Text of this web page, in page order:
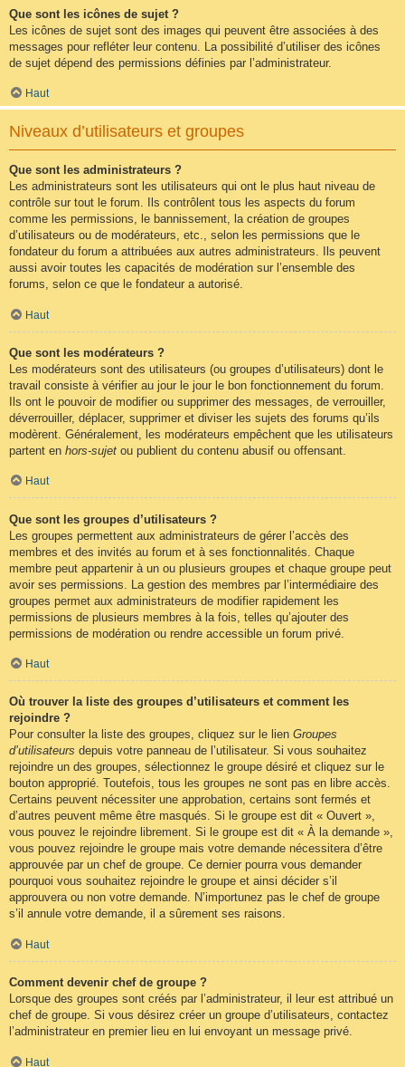
Que sont les icônes de sujet ?
Les icônes de sujet sont des images qui peuvent être associées à des
messages pour refléter leur contenu. La possibilité d’utiliser des icônes
de sujet dépend des permissions définies par l’administrateur.
Haut
Niveaux d’utilisateurs et groupes
Que sont les administrateurs ?
Les administrateurs sont les utilisateurs qui ont le plus haut niveau de
contrôle sur tout le forum. Ils contrôlent tous les aspects du forum
comme les permissions, le bannissement, la création de groupes
d’utilisateurs ou de modérateurs, etc., selon les permissions que le
fondateur du forum a attribuées aux autres administrateurs. Ils peuvent
aussi avoir toutes les capacités de modération sur l’ensemble des
forums, selon ce que le fondateur a autorisé.
Haut
Que sont les modérateurs ?
Les modérateurs sont des utilisateurs (ou groupes d’utilisateurs) dont le
travail consiste à vérifier au jour le jour le bon fonctionnement du forum.
Ils ont le pouvoir de modifier ou supprimer des messages, de verrouiller,
déverrouiller, déplacer, supprimer et diviser les sujets des forums qu’ils
modèrent. Généralement, les modérateurs empêchent que les utilisateurs
partent en hors-sujet ou publient du contenu abusif ou offensant.
Haut
Que sont les groupes d’utilisateurs ?
Les groupes permettent aux administrateurs de gérer l’accès des
membres et des invités au forum et à ses fonctionnalités. Chaque
membre peut appartenir à un ou plusieurs groupes et chaque groupe peut
avoir ses permissions. La gestion des membres par l’intermédiaire des
groupes permet aux administrateurs de modifier rapidement les
permissions de plusieurs membres à la fois, telles qu’ajouter des
permissions de modération ou rendre accessible un forum privé.
Haut
Où trouver la liste des groupes d’utilisateurs et comment les
rejoindre ?
Pour consulter la liste des groupes, cliquez sur le lien Groupes
d’utilisateurs depuis votre panneau de l’utilisateur. Si vous souhaitez
rejoindre un des groupes, sélectionnez le groupe désiré et cliquez sur le
bouton approprié. Toutefois, tous les groupes ne sont pas en libre accès.
Certains peuvent nécessiter une approbation, certains sont fermés et
d’autres peuvent même être masqués. Si le groupe est dit « Ouvert »,
vous pouvez le rejoindre librement. Si le groupe est dit « À la demande »,
vous pouvez rejoindre le groupe mais votre demande nécessitera d’être
approuvée par un chef de groupe. Ce dernier pourra vous demander
pourquoi vous souhaitez rejoindre le groupe et ainsi décider s’il
approuvera ou non votre demande. N’importunez pas le chef de groupe
s’il annule votre demande, il a sûrement ses raisons.
Haut
Comment devenir chef de groupe ?
Lorsque des groupes sont créés par l’administrateur, il leur est attribué un
chef de groupe. Si vous désirez créer un groupe d’utilisateurs, contactez
l’administrateur en premier lieu en lui envoyant un message privé.
Haut